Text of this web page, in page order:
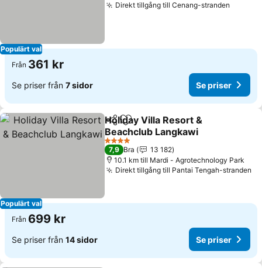
Populärt val
Direkt tillgång till Cenang-stranden
Från 361 kr
Se priser från 7 sidor Se priser
Populärt val
Dela Lägg till i Mina Favoriter
Holiday Villa Resort &
Beachclub Langkawi
Se priser
4 Stjärnor
7,9 Bra
13 182
10.1 km till Mardi - Agrotechnology Park
Direkt tillgång till Pantai Tengah-stranden
Från 699 kr
Se priser från 14 sidor Se priser